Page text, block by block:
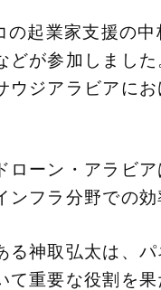
の起業家支援の
どが参加しまし
ウジアラビアに
ローン・アラビ
ンフラ分野での
る神取弘太は、
て重要な役割を